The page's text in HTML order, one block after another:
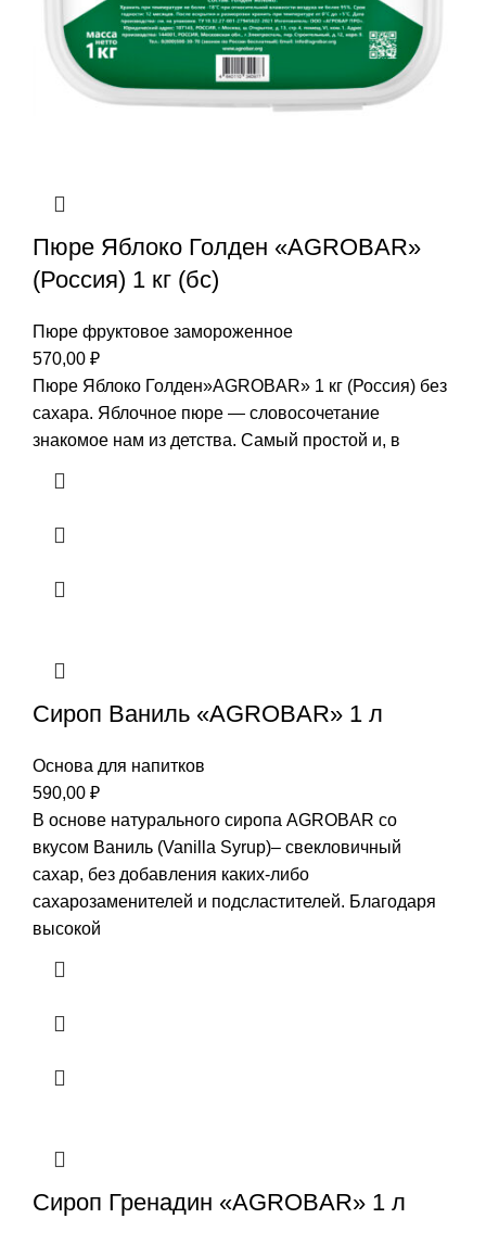
Пюре Яблоко Голден «AGROBAR»
(Россия) 1 кг (бс)
Пюре фруктовое замороженное
570,00 ₽
Пюре Яблоко Голден»AGROBAR» 1 кг (Россия) без
сахара. Яблочное пюре — словосочетание
знакомое нам из детства. Самый простой и, в
Сироп Ваниль «AGROBAR» 1 л
Основа для напитков
590,00 ₽
В основе натурального сиропа AGROBAR со
вкусом Ваниль (Vanilla Syrup)– свекловичный
сахар, без добавления каких-либо
сахарозаменителей и подсластителей. Благодаря
высокой
Сироп Гренадин «AGROBAR» 1 л